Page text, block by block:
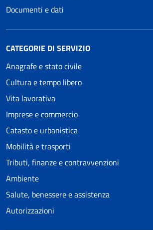
Documenti e dati
CATEGORIE DI SERVIZIO
Anagrafe e stato civile
Cultura e tempo libero
Vita lavorativa
Imprese e commercio
Catasto e urbanistica
Mobilità e trasporti
Tributi, finanze e contravvenzioni
Ambiente
Salute, benessere e assistenza
Autorizzazioni